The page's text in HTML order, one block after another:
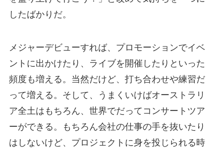
したばかりだ。
メジャーデビューすれば、プロモーションでイベ
ントに出かけたり、ライブを開催したりといった
頻度も増える。当然だけど、打ち合わせや練習だ
って増える。そして、うまくいけばオーストラリ
ア全土はもちろん、世界でだってコンサートツア
ーができる。もちろん会社の仕事の手を抜いたり
はしないけど、プロジェクトに身を投じられる時